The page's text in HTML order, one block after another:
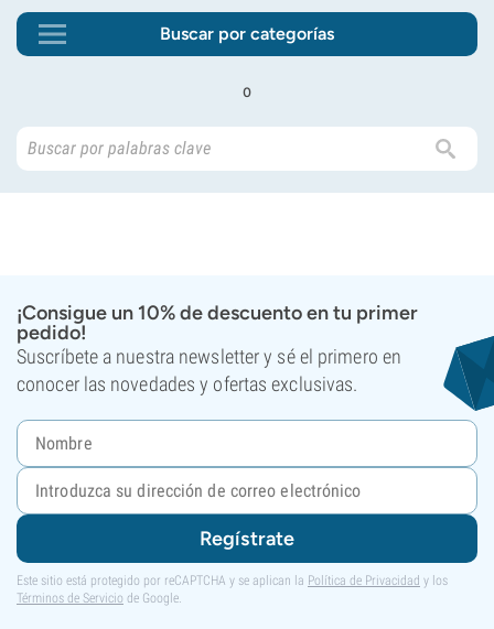
Buscar por categorías
o
¡Consigue un 10% de descuento en tu primer
pedido!
Suscríbete a nuestra newsletter y sé el primero en
conocer las novedades y ofertas exclusivas.
Regístrate
Este sitio está protegido por reCAPTCHA y se aplican la Política de Privacidad y los
Términos de Servicio de Google.